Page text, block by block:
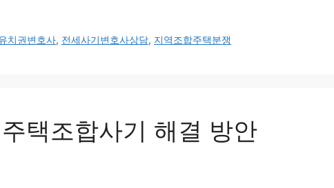
치권변호사, 전세사기변호사상담, 지역조합주택분쟁
택조합사기 해결 방안